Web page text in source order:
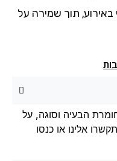
באירוע, תוך שמירה על
הבעיה וסוגה, על
אלינו או כנסו